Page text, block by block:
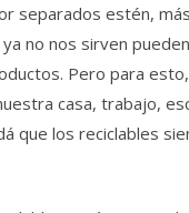
separados estén,
no nos sirven
Pero para
casa, trabajo,
que los reciclables